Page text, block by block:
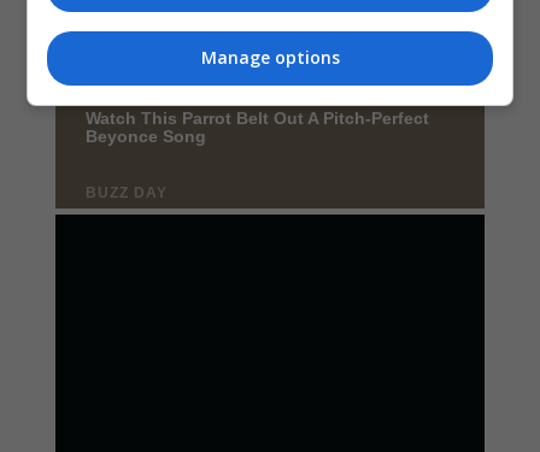
Manage options